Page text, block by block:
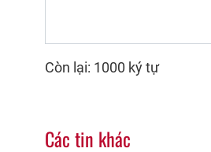
Còn lại: 1000 ký tự
Các tin khác